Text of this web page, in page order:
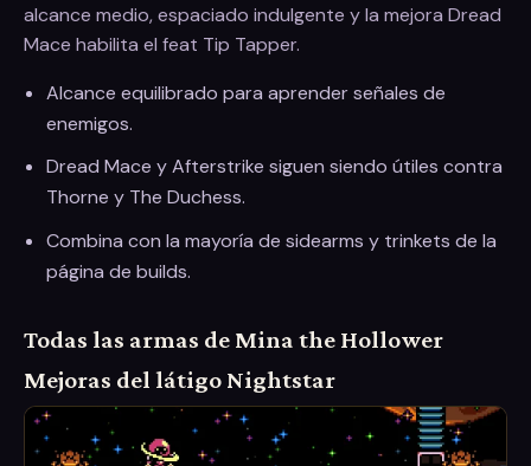
alcance medio, espaciado indulgente y la mejora Dread
Mace habilita el feat Tip Tapper.
Alcance equilibrado para aprender señales de
enemigos.
Dread Mace y Afterstrike siguen siendo útiles contra
Thorne y The Duchess.
Combina con la mayoría de sidearms y trinkets de la
página de builds.
Todas las armas de Mina the Hollower
Mejoras del látigo Nightstar